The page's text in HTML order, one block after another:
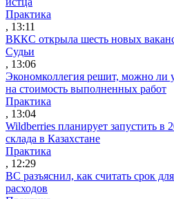
Практика
, 13:11
ВККС открыла шесть новых
Судьи
, 13:06
Экономколлегия решит, можно ли
на стоимость выполненных работ
Практика
, 13:04
Wildberries планирует запустить в
склада в Казахстане
Практика
, 12:29
ВС разъяснил, как считать срок
расходов